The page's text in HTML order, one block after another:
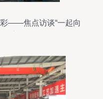
——焦点访谈“一起向